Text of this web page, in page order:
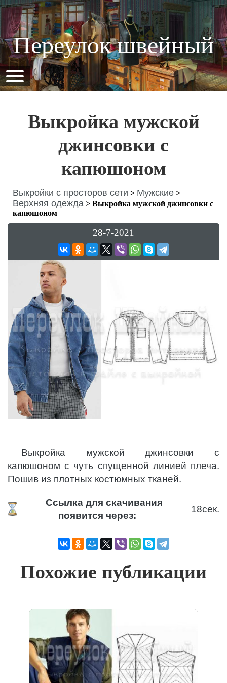
Переулок швейный
Выкройка мужской
джинсовки с
капюшоном
Выкройки с просторов сети > Мужские >
Верхняя одежда > Выкройка мужской джинсовки с
капюшоном
28-7-2021
Выкройка мужской джинсовки с
капюшоном с чуть спущенной линией плеча.
Пошив из плотных костюмных тканей.
Ссылка для скачивания
появится через:
18сек.
Похожие публикации